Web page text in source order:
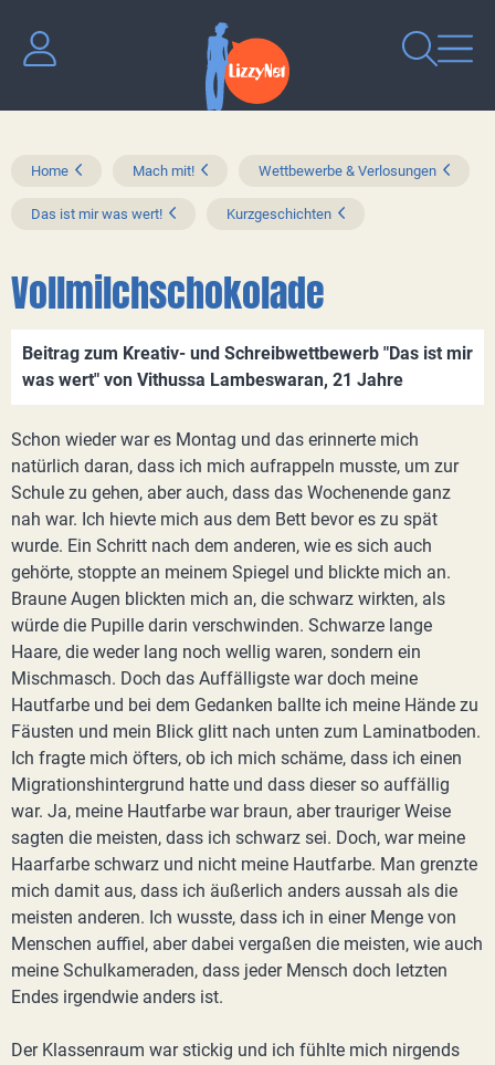
Home Mach mit! Wettbewerbe & Verlosungen
Das ist mir was wert! Kurzgeschichten
Vollmilchschokolade
Beitrag zum Kreativ- und Schreibwettbewerb "Das ist mir
was wert" von Vithussa Lambeswaran, 21 Jahre
Schon wieder war es Montag und das erinnerte mich
natürlich daran, dass ich mich aufrappeln musste, um zur
Schule zu gehen, aber auch, dass das Wochenende ganz
nah war. Ich hievte mich aus dem Bett bevor es zu spät
wurde. Ein Schritt nach dem anderen, wie es sich auch
gehörte, stoppte an meinem Spiegel und blickte mich an.
Braune Augen blickten mich an, die schwarz wirkten, als
würde die Pupille darin verschwinden. Schwarze lange
Haare, die weder lang noch wellig waren, sondern ein
Mischmasch. Doch das Auffälligste war doch meine
Hautfarbe und bei dem Gedanken ballte ich meine Hände zu
Fäusten und mein Blick glitt nach unten zum Laminatboden.
Ich fragte mich öfters, ob ich mich schäme, dass ich einen
Migrationshintergrund hatte und dass dieser so auffällig
war. Ja, meine Hautfarbe war braun, aber trauriger Weise
sagten die meisten, dass ich schwarz sei. Doch, war meine
Haarfarbe schwarz und nicht meine Hautfarbe. Man grenzte
mich damit aus, dass ich äußerlich anders aussah als die
meisten anderen. Ich wusste, dass ich in einer Menge von
Menschen auffiel, aber dabei vergaßen die meisten, wie auch
meine Schulkameraden, dass jeder Mensch doch letzten
Endes irgendwie anders ist.
Der Klassenraum war stickig und ich fühlte mich nirgends